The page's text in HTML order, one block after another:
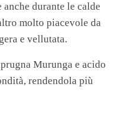
durante le calde
molto piacevole da
e vellutata.
Murunga e acido
rendendola più